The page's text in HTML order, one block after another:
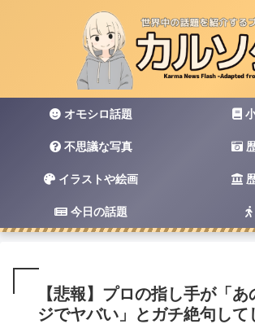
オモシロ話題
不思議な写真
イラストや絵画
今日の話題
【悲報】プロの指し手が「あ
ジでヤバい」とガチ絶句して